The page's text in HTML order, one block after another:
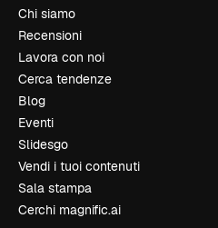
Chi siamo
Recensioni
Lavora con noi
Cerca tendenze
Blog
Eventi
Slidesgo
Vendi i tuoi contenuti
Sala stampa
Cerchi magnific.ai